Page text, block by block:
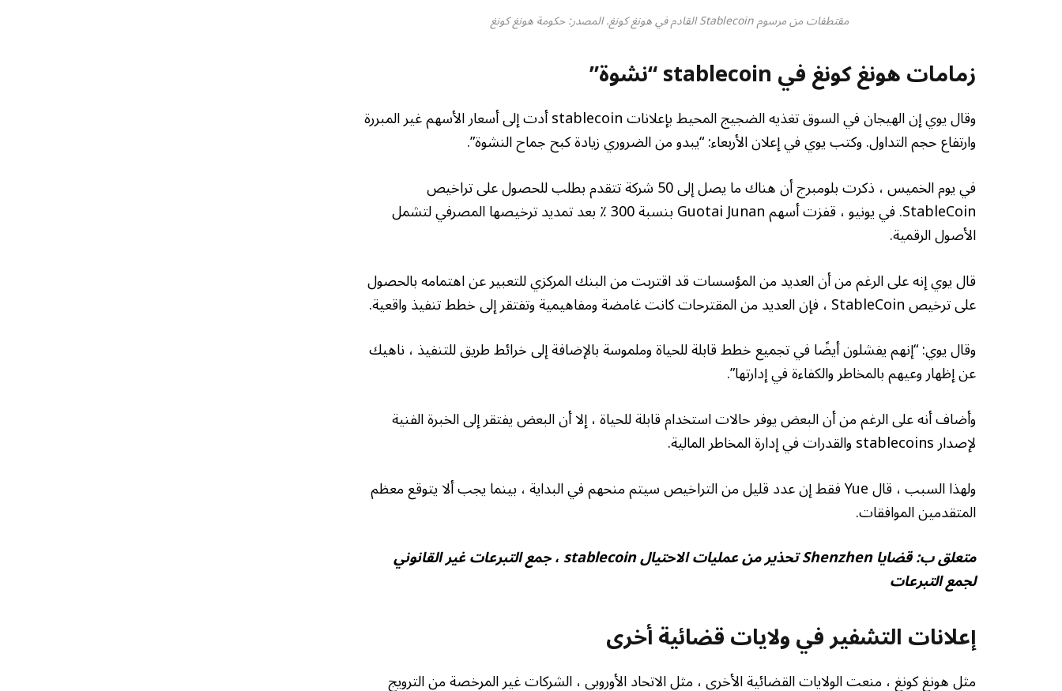
مقتطفات من مرسوم Stablecoin القادم في هونغ كونغ. المصدر: حكومة هونغ كونغ
زمامات هونغ كونغ في stablecoin “نشوة”
وقال يوي إن الهيجان في السوق تغذيه الضجيج المحيط بإعلانات stablecoin أدت إلى أسعار الأسهم غير المبررة
وارتفاع حجم التداول. وكتب يوي في إعلان الأربعاء: “يبدو من الضروري زيادة كبح جماح النشوة”.
في يوم الخميس ، ذكرت بلومبرج أن هناك ما يصل إلى 50 شركة تتقدم بطلب للحصول على تراخيص
StableCoin. في يونيو ، قفزت أسهم Guotai Junan بنسبة 300 ٪ بعد تمديد ترخيصها المصرفي لتشمل
الأصول الرقمية.
قال يوي إنه على الرغم من أن العديد من المؤسسات قد اقتربت من البنك المركزي للتعبير عن اهتمامه بالحصول
على ترخيص StableCoin ، فإن العديد من المقترحات كانت غامضة ومفاهيمية وتفتقر إلى خطط تنفيذ واقعية.
وقال يوي: “إنهم يفشلون أيضًا في تجميع خطط قابلة للحياة وملموسة بالإضافة إلى خرائط طريق للتنفيذ ، ناهيك
عن إظهار وعيهم بالمخاطر والكفاءة في إدارتها”.
وأضاف أنه على الرغم من أن البعض يوفر حالات استخدام قابلة للحياة ، إلا أن البعض يفتقر إلى الخبرة الفنية
لإصدار stablecoins والقدرات في إدارة المخاطر المالية.
ولهذا السبب ، قال Yue فقط إن عدد قليل من التراخيص سيتم منحهم في البداية ، بينما يجب ألا يتوقع معظم
المتقدمين الموافقات.
متعلق ب:
قضايا Shenzhen تحذير من عمليات الاحتيال stablecoin ، جمع التبرعات غير القانوني
لجمع التبرعات
إعلانات التشفير في ولايات قضائية أخرى
مثل هونغ كونغ ، منعت الولايات القضائية الأخرى ، مثل الاتحاد الأوروبي ، الشركات غير المرخصة من الترويج